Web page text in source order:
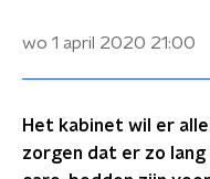
wo 1 april 2020 21:00
Het kabinet wil er
zorgen dat er zo